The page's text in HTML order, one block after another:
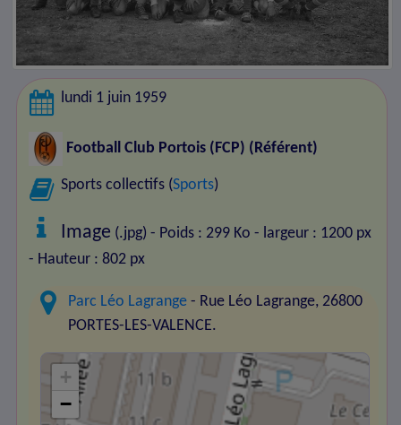
lundi 1 juin 1959
Football Club Portois (FCP) (Référent)
Sports collectifs (Sports)
Image (.jpg) - Poids : 299 Ko - largeur : 1200 px
- Hauteur : 802 px
Parc Léo Lagrange - Rue Léo Lagrange, 26800
PORTES-LES-VALENCE.
+
−